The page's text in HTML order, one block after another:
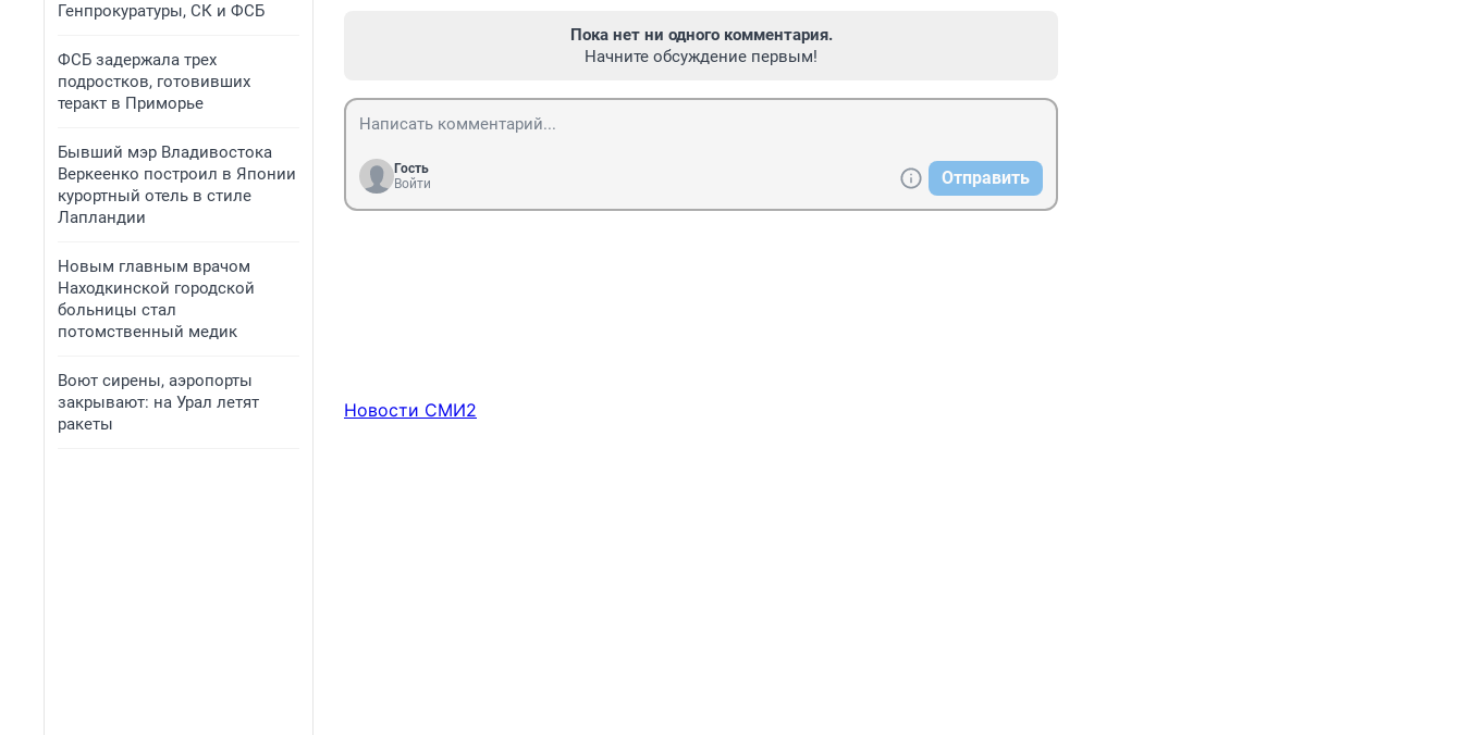
Генпрокуратуры, СК и ФСБ
ФСБ задержала трех
подростков, готовивших
теракт в Приморье
Бывший мэр Владивостока
Веркеенко построил в Японии
курортный отель в стиле
Лапландии
Новым главным врачом
Находкинской городской
больницы стал
потомственный медик
Воют сирены, аэропорты
закрывают: на Урал летят
ракеты
Пока нет ни одного комментария.
Начните обсуждение первым!
Гость
Войти
Отправить
Новости СМИ2